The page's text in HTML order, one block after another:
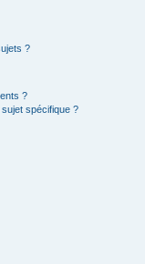
?
?
spécifique ?